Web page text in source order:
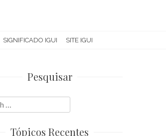
SIGNIFICADO IGUI SITE IGUI
Pesquisar
Tópicos Recentes